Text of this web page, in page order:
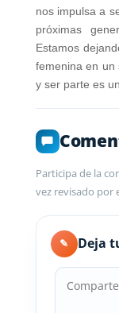
nos impulsa a
próximas
Estamos
femenina en un
y ser parte es
Participa de la
vez revisado por
✎ Deja